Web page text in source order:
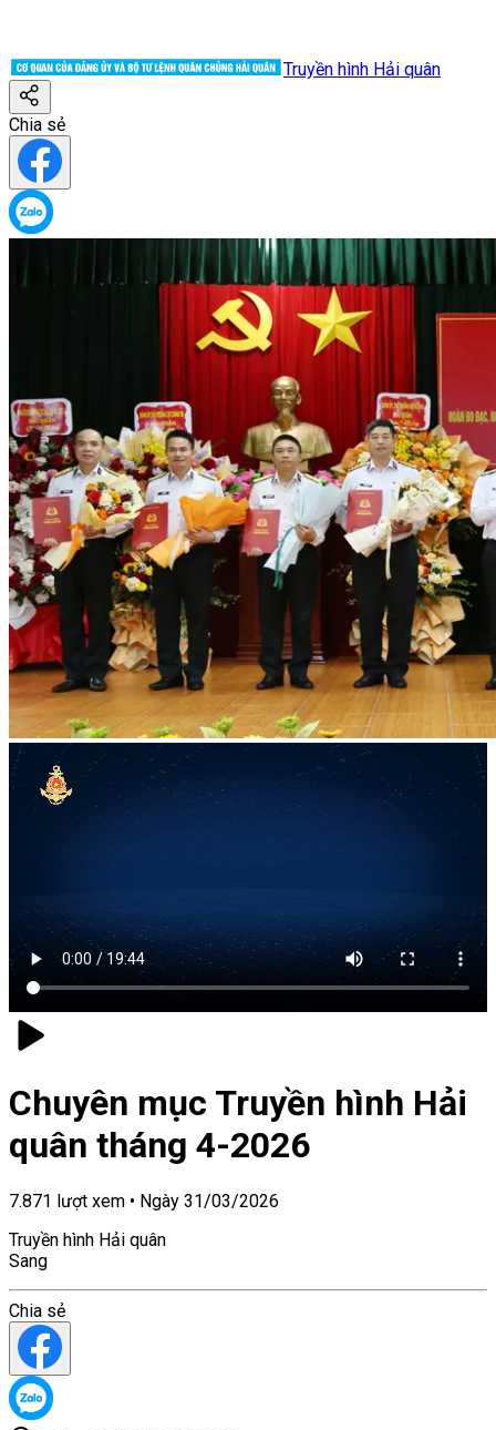
Truyền hình Hải quân
Chia sẻ
Chuyên mục Truyền hình Hải
quân tháng 4-2026
7.871 lượt xem • Ngày 31/03/2026
Truyền hình Hải quân
Sang
Chia sẻ